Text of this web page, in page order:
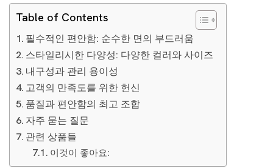
Table of Contents
필수적인 편안함: 순수한 면의 부드러움
스타일리시한 다양성: 다양한 컬러와 사이즈
내구성과 관리 용이성
고객의 만족도를 위한 헌신
품질과 편안함의 최고 조합
자주 묻는 질문
관련 상품들
이것이 좋아요: